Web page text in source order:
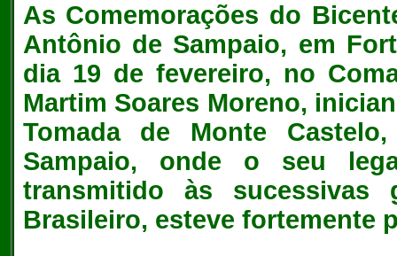
As Comemorações do
Antônio de Sampaio, em
dia 19 de fevereiro, no
Martim Soares Moreno,
Tomada de Monte
Sampaio, onde o seu
transmitido às sucessivas
Brasileiro, esteve fortemente